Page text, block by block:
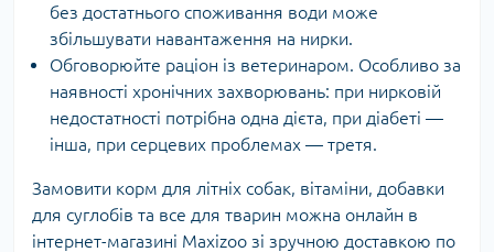
без достатнього споживання води може
збільшувати навантаження на нирки.
Обговорюйте раціон із ветеринаром. Особливо за
наявності хронічних захворювань: при нирковій
недостатності потрібна одна дієта, при діабеті —
інша, при серцевих проблемах — третя.
Замовити корм для літніх собак, вітаміни, добавки
для суглобів та все для тварин можна онлайн в
інтернет-магазині Maxizoo зі зручною доставкою по